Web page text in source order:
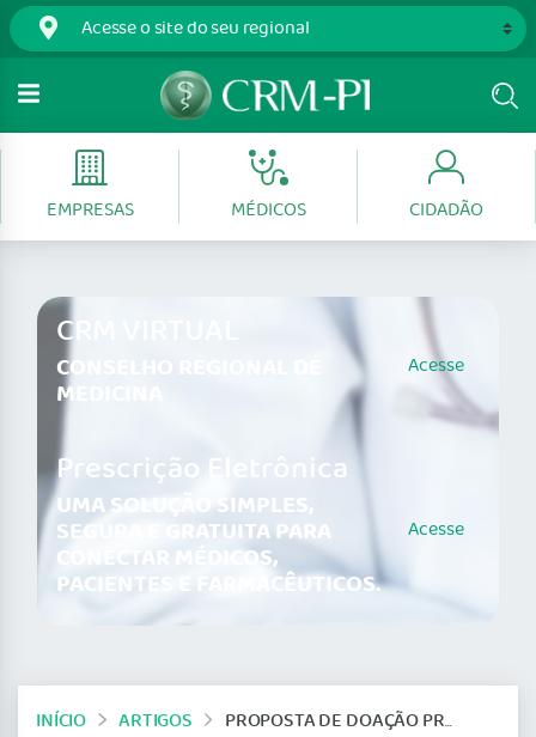
EMPRESAS MÉDICOS CIDADÃO
CRM VIRTUAL
CONSELHO REGIONAL DE
MEDICINA
Acesse
Prescrição Eletrônica
UMA SOLUÇÃO SIMPLES,
SEGURA E GRATUITA PARA
CONECTAR MÉDICOS,
PACIENTES E FARMACÊUTICOS.
Acesse
INÍCIO ARTIGOS PROPOSTA DE DOAÇÃO PRESUMIDA APÓS 25 ANOS